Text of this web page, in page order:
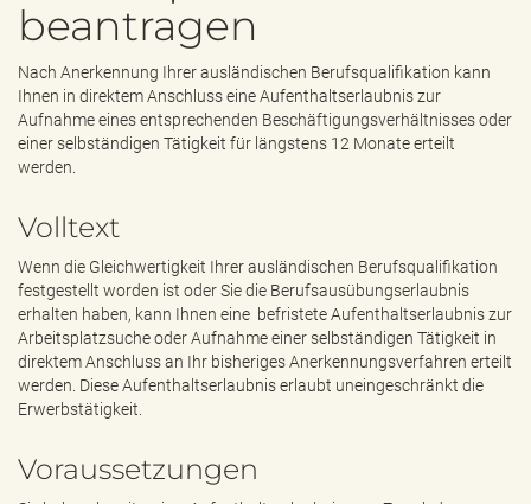
d
n
beantragen
Nach Anerkennung Ihrer ausländischen Berufsqualifikation kann
Ihnen in direktem Anschluss eine Aufenthaltserlaubnis zur
Aufnahme eines entsprechenden Beschäftigungsverhältnisses oder
einer selbständigen Tätigkeit für längstens 12 Monate erteilt
werden.
Volltext
Wenn die Gleichwertigkeit Ihrer ausländischen Berufsqualifikation
festgestellt worden ist oder Sie die Berufsausübungserlaubnis
erhalten haben, kann Ihnen eine befristete Aufenthaltserlaubnis zur
Arbeitsplatzsuche oder Aufnahme einer selbständigen Tätigkeit in
direktem Anschluss an Ihr bisheriges Anerkennungsverfahren erteilt
werden. Diese Aufenthaltserlaubnis erlaubt uneingeschränkt die
Erwerbstätigkeit.
Voraussetzungen